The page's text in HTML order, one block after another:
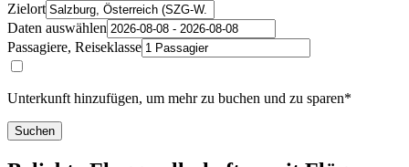
Zielort
Daten auswählen
Passagiere, Reiseklasse
Unterkunft hinzufügen, um mehr zu buchen und zu sparen*
Suchen